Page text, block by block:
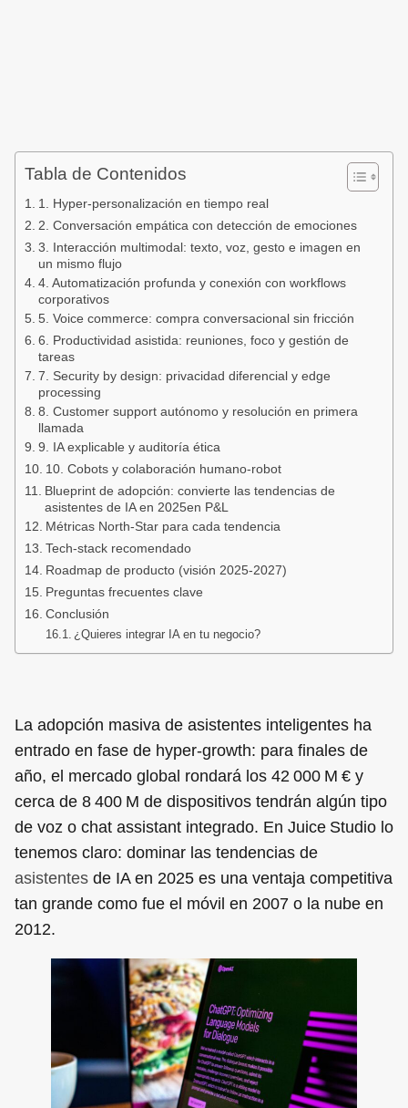
Tabla de Contenidos
1. Hyper‑personalización en tiempo real
2. Conversación empática con detección de emociones
3. Interacción multimodal: texto, voz, gesto e imagen en
un mismo flujo
4. Automatización profunda y conexión con workflows
corporativos
5. Voice commerce: compra conversacional sin fricción
6. Productividad asistida: reuniones, foco y gestión de
tareas
7. Security by design: privacidad diferencial y edge
processing
8. Customer support autónomo y resolución en primera
llamada
9. IA explicable y auditoría ética
10. Cobots y colaboración humano‑robot
Blueprint de adopción: convierte las tendencias de
asistentes de IA en 2025en P&L
Métricas North‑Star para cada tendencia
Tech‑stack recomendado
Roadmap de producto (visión 2025‑2027)
Preguntas frecuentes clave
Conclusión
¿Quieres integrar IA en tu negocio?
La adopción masiva de asistentes inteligentes ha
entrado en fase de hyper‑growth: para finales de
año, el mercado global rondará los 42 000 M € y
cerca de 8 400 M de dispositivos tendrán algún tipo
de voz o chat assistant integrado. En Juice Studio lo
tenemos claro: dominar las tendencias de
asistentes de IA en 2025 es una ventaja competitiva
tan grande como fue el móvil en 2007 o la nube en
2012.